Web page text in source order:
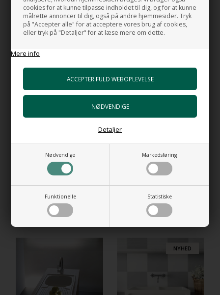
cookies for at kunne tilpasse indholdet til dig, og for at kunne
målrette annoncer til dig, også på andre hjemmesider. Tryk
på "Accepter alle" for at acceptere vores brug af cookies,
eller tryk på "Detaljer" for at læse mere om dette.
Mere info
Nødvendige Markedsføring
Funktionelle Statistiske
Detaljer
Dybde indv.:23 cm.
Afløb:Ø: 9 cm.
Vask indv.:40x70 cm.
Dybde under kant:
24 cm.
Udskæringsmål:
Vægt:
Placering:På eller under bordplade
Farve:
Bundventil i rustfrit stål er med i prisen.
Vasken er uden overløb
RELATEREDE PRODUKTER
NYHED